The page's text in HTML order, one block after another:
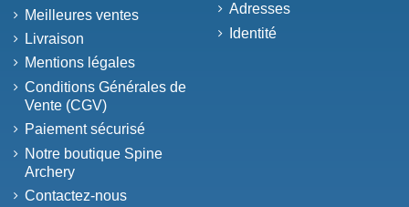
Meilleures ventes
Livraison
Mentions légales
Conditions Générales de
Vente (CGV)
Paiement sécurisé
Notre boutique Spine
Archery
Contactez-nous
Adresses
Identité